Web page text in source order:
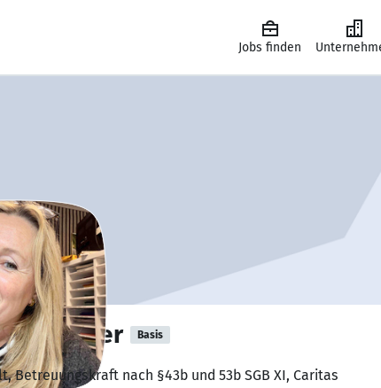
Jobs finden
Basis
Betreuungskraft nach §43b und 53b SGB XI, Caritas